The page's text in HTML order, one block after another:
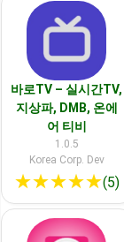
바로TV – 실시간TV,
지상파, DMB, 온에
어 티비
1.0.5
Korea Corp. Dev
★★★★★(5)